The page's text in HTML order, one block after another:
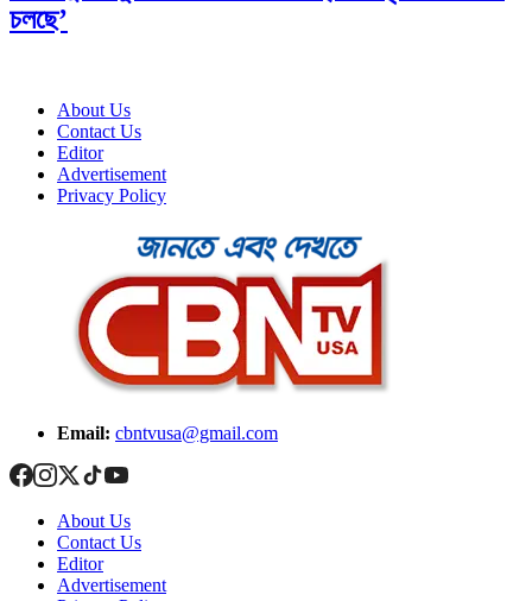
চলছে’
About Us
Contact Us
Editor
Advertisement
Privacy Policy
Email: cbntvusa@gmail.com
About Us
Contact Us
Editor
Advertisement